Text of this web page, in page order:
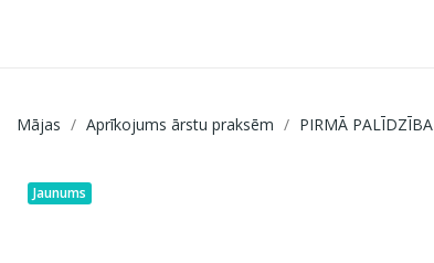
Mājas Aprīkojums ārstu praksēm PIRMĀ PALĪDZĪBA
Jaunums